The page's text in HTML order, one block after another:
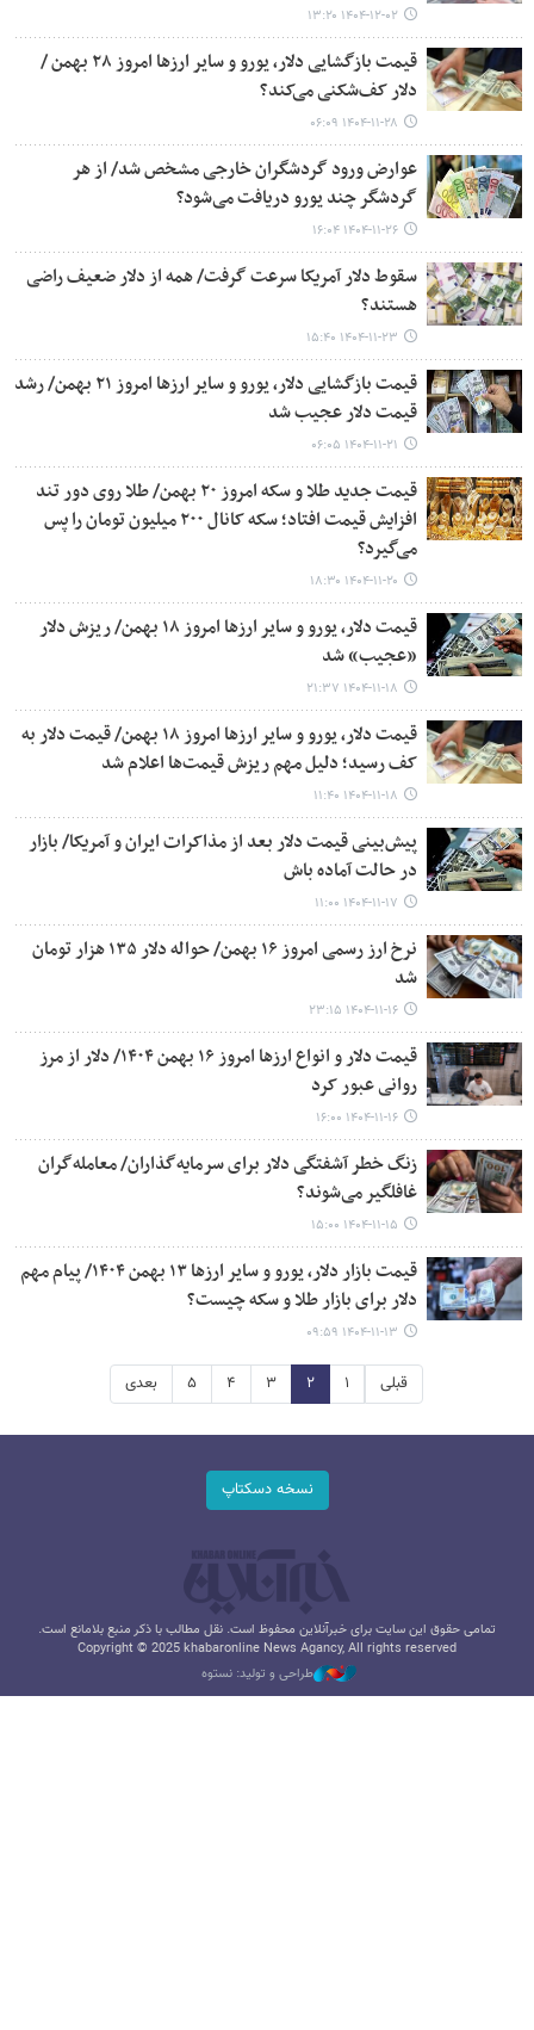
۱۴۰۴-۱۲-۰۲ ۱۳:۲۰
قیمت بازگشایی دلار، یورو و سایر ارزها امروز ۲۸ بهمن /
دلار کف‌شکنی می‌کند؟
۱۴۰۴-۱۱-۲۸ ۰۶:۰۹
عوارض ورود گردشگران خارجی مشخص شد/ از هر
گردشگر چند یورو دریافت می‌شود؟
۱۴۰۴-۱۱-۲۶ ۱۶:۰۴
سقوط دلار آمریکا سرعت گرفت/ همه از دلار ضعیف راضی
هستند؟
۱۴۰۴-۱۱-۲۳ ۱۵:۴۰
قیمت بازگشایی دلار، یورو و سایر ارزها امروز ۲۱ بهمن/ رشد
قیمت دلار عجیب شد
۱۴۰۴-۱۱-۲۱ ۰۶:۰۵
قیمت جدید طلا و سکه امروز ۲۰ بهمن/ طلا روی دور تند
افزایش قیمت افتاد؛ سکه کانال ۲۰۰ میلیون تومان را پس
می‌گیرد؟
۱۴۰۴-۱۱-۲۰ ۱۸:۳۰
قیمت دلار، یورو و سایر ارزها امروز ۱۸ بهمن/ ریزش دلار
«عجیب» شد
۱۴۰۴-۱۱-۱۸ ۲۱:۳۷
قیمت دلار، یورو و سایر ارزها امروز ۱۸ بهمن/ قیمت دلار به
کف رسید؛ دلیل مهم ریزش قیمت‌ها اعلام شد
۱۴۰۴-۱۱-۱۸ ۱۱:۴۰
پیش‌بینی قیمت دلار بعد از مذاکرات ایران و آمریکا/ بازار
در حالت آماده باش
۱۴۰۴-۱۱-۱۷ ۱۱:۰۰
نرخ ارز رسمی امروز ۱۶ بهمن/ حواله دلار ۱۳۵ هزار تومان
شد
۱۴۰۴-۱۱-۱۶ ۲۳:۱۵
قیمت دلار و انواع ارزها امروز ۱۶ بهمن ۱۴۰۴/ دلار از مرز
روانی عبور کرد
۱۴۰۴-۱۱-۱۶ ۱۶:۰۰
زنگ خطر آشفتگی دلار برای سرمایه‌گذاران/ معامله‌گران
غافلگیر می‌شوند؟
۱۴۰۴-۱۱-۱۵ ۱۵:۰۰
قیمت بازار دلار، یورو و سایر ارزها ۱۳ بهمن ۱۴۰۴/ پیام مهم
دلار برای بازار طلا و سکه چیست؟
۱۴۰۴-۱۱-۱۳ ۰۹:۵۹
قبلی ۱ ۲ ۳ ۴ ۵ بعدی
نسخه دسکتاپ
تمامی حقوق این سایت برای خبرآنلاین محفوظ است. نقل مطالب با ذکر منبع بلامانع است.
Copyright © 2025 khabaronline News Agancy, All rights reserved
طراحی و تولید: نستوه